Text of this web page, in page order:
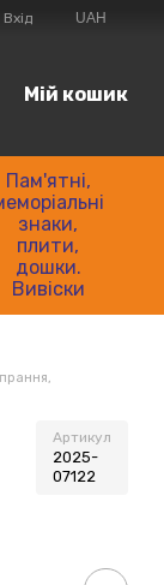
Вхід UAH
Мій кошик
Пам'ятні,
знаки,
плити,
дошки.
Вивіски
Артикул
2025-
07122